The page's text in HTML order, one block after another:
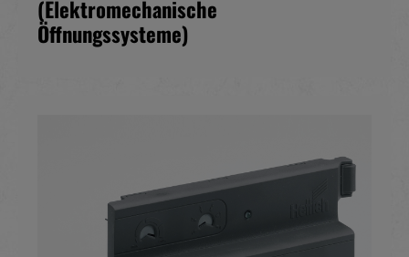
(Elektromechanische
Öffnungssysteme)